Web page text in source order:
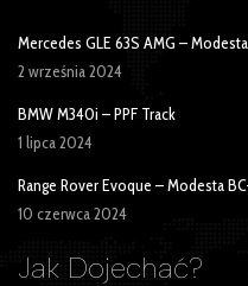
Mercedes GLE 63S AMG –
2 września 2024
BMW M340i – PPF Track
1 lipca 2024
Range Rover Evoque – Modesta
10 czerwca 2024
Jak Dojechać?